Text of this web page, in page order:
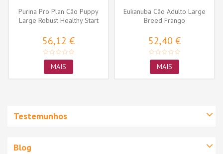
Purina Pro Plan Cão Puppy
Large Robust Healthy Start
56,12 €
MAIS
Eukanuba Cão Adulto Large
Breed Frango
52,40 €
MAIS
Testemunhos
Blog